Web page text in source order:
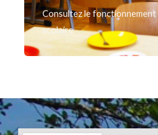
Consultez le fonctionnement
scolaire